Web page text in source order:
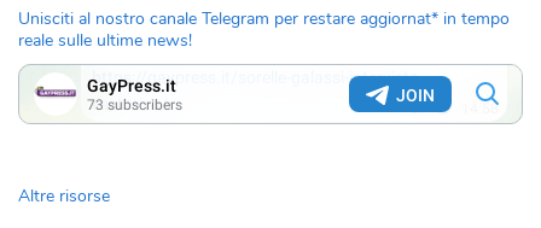
Unisciti al nostro canale Telegram per restare aggiornat* in tempo
reale sulle ultime news!
Altre risorse